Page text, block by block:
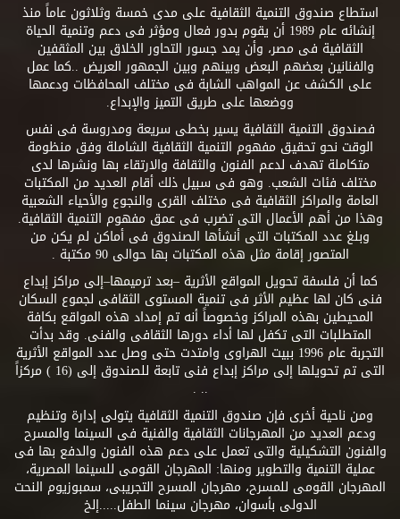
استطاع صندوق التنمية الثقافية على مدى خمسة وثلاثون عاماً منذ
إنشائه عام 1989 أن يقوم بدور فعال ومؤثر فى دعم وتنمية الحياة
الثقافية فى مصر، وأن يمد جسور التحاور الخلاق بين المثقفين
والفنانين بعضهم البعض وبينهم وبين الجمهور العريض ..كما عمل
على الكشف عن المواهب الشابة فى مختلف المحافظات ودعمها
ووضعها على طريق التميز والإبداع.
فصندوق التنمية الثقافية يسير بخطى سريعة ومدروسة فى نفس
الوقت نحو تحقيق مفهوم التنمية الثقافية الشاملة وفق منظومة
متكاملة تهدف لدعم الفنون والثقافة والارتقاء بها ونشرها لدى
مختلف فئات الشعب. وهو فى سبيل ذلك أقام العديد من المكتبات
العامة والمراكز الثقافية فى مختلف القرى والنجوع والأحياء الشعبية
وهذا من أهم الأعمال التى تضرب فى عمق مفهوم التنمية الثقافية.
وبلغ عدد المكتبات التى أنشأها الصندوق فى أماكن لم يكن من
المتصور إقامة مثل هذه المكتبات بها حوالى 90 مكتبة .
كما أن فلسفة تحويل المواقع الأثرية –بعد ترميمها–إلى مراكز إبداع
فنى كان لها عظيم الأثر فى تنمية المستوى الثقافى لجموع السكان
المحيطين بهذه المراكز وخصوصاً أنه تم إمداد هذه المواقع بكافة
المتطلبات التى تكفل لها أداء دورها الثقافى والفنى. وقد بدأت
التجربة عام 1996 ببيت الهراوى وامتدت حتى وصل عدد المواقع الأثرية
التى تم تحويلها إلى مراكز إبداع فنى تابعة للصندوق إلى (16 ) مركزاً
.. .
ومن ناحية أخرى فإن صندوق التنمية الثقافية يتولى إدارة وتنظيم
ودعم العديد من المهرجانات الثقافية والفنية فى السينما والمسرح
والفنون التشكيلية والتى تعمل على دعم هذه الفنون والدفع بها فى
عملية التنمية والتطوير ومنها: المهرجان القومى للسينما المصرية،
المهرجان القومى للمسرح، مهرجان المسرح التجريبى، سمبوزيوم النحت
الدولى بأسوان، مهرجان سينما الطفل.....إلخ